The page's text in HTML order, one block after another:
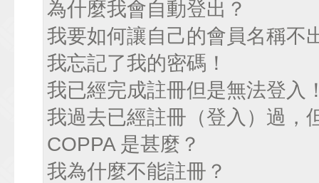
為什麼我會自動登出？
我要如何讓自己的會員名稱不
我忘記了我的密碼！
我已經完成註冊但是無法登入
我過去已經註冊（登入）過，
COPPA 是甚麼？
我為什麼不能註冊？